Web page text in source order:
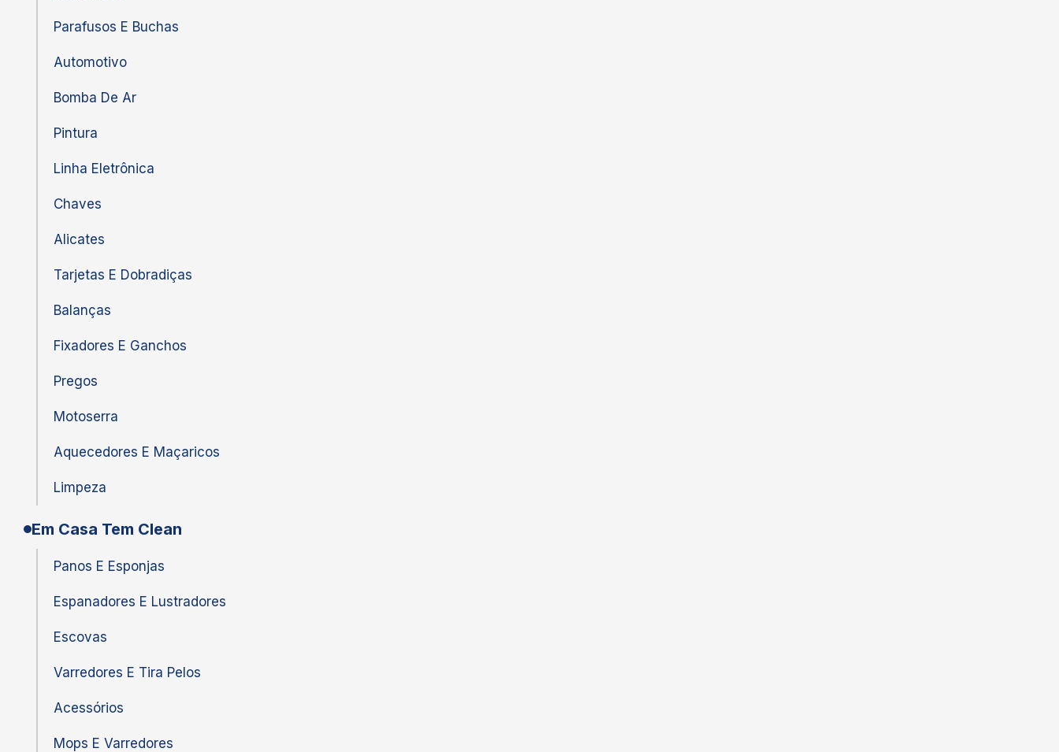
Parafusos E Buchas
Automotivo
Bomba De Ar
Pintura
Linha Eletrônica
Chaves
Alicates
Tarjetas E Dobradiças
Balanças
Fixadores E Ganchos
Pregos
Motoserra
Aquecedores E Maçaricos
Limpeza
Em Casa Tem Clean
Panos E Esponjas
Espanadores E Lustradores
Escovas
Varredores E Tira Pelos
Acessórios
Mops E Varredores